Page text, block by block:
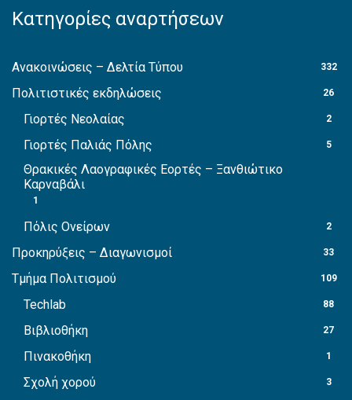
Κατηγορίες αναρτήσεων
Ανακοινώσεις – Δελτία Τύπου 332
Πολιτιστικές εκδηλώσεις 26
Γιορτές Νεολαίας 2
Γιορτές Παλιάς Πόλης 5
Θρακικές Λαογραφικές Εορτές – Ξανθιώτικο
Καρναβάλι
1
Πόλις Ονείρων 2
Προκηρύξεις – Διαγωνισμοί 33
Τμήμα Πολιτισμού 109
Techlab 88
Βιβλιοθήκη 27
Πινακοθήκη 1
Σχολή χορού 3